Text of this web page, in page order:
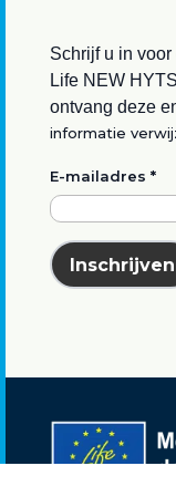
Schrijf u in
Life NEW
ontvang deze
informatie
E-mailadres *
Inschrijven